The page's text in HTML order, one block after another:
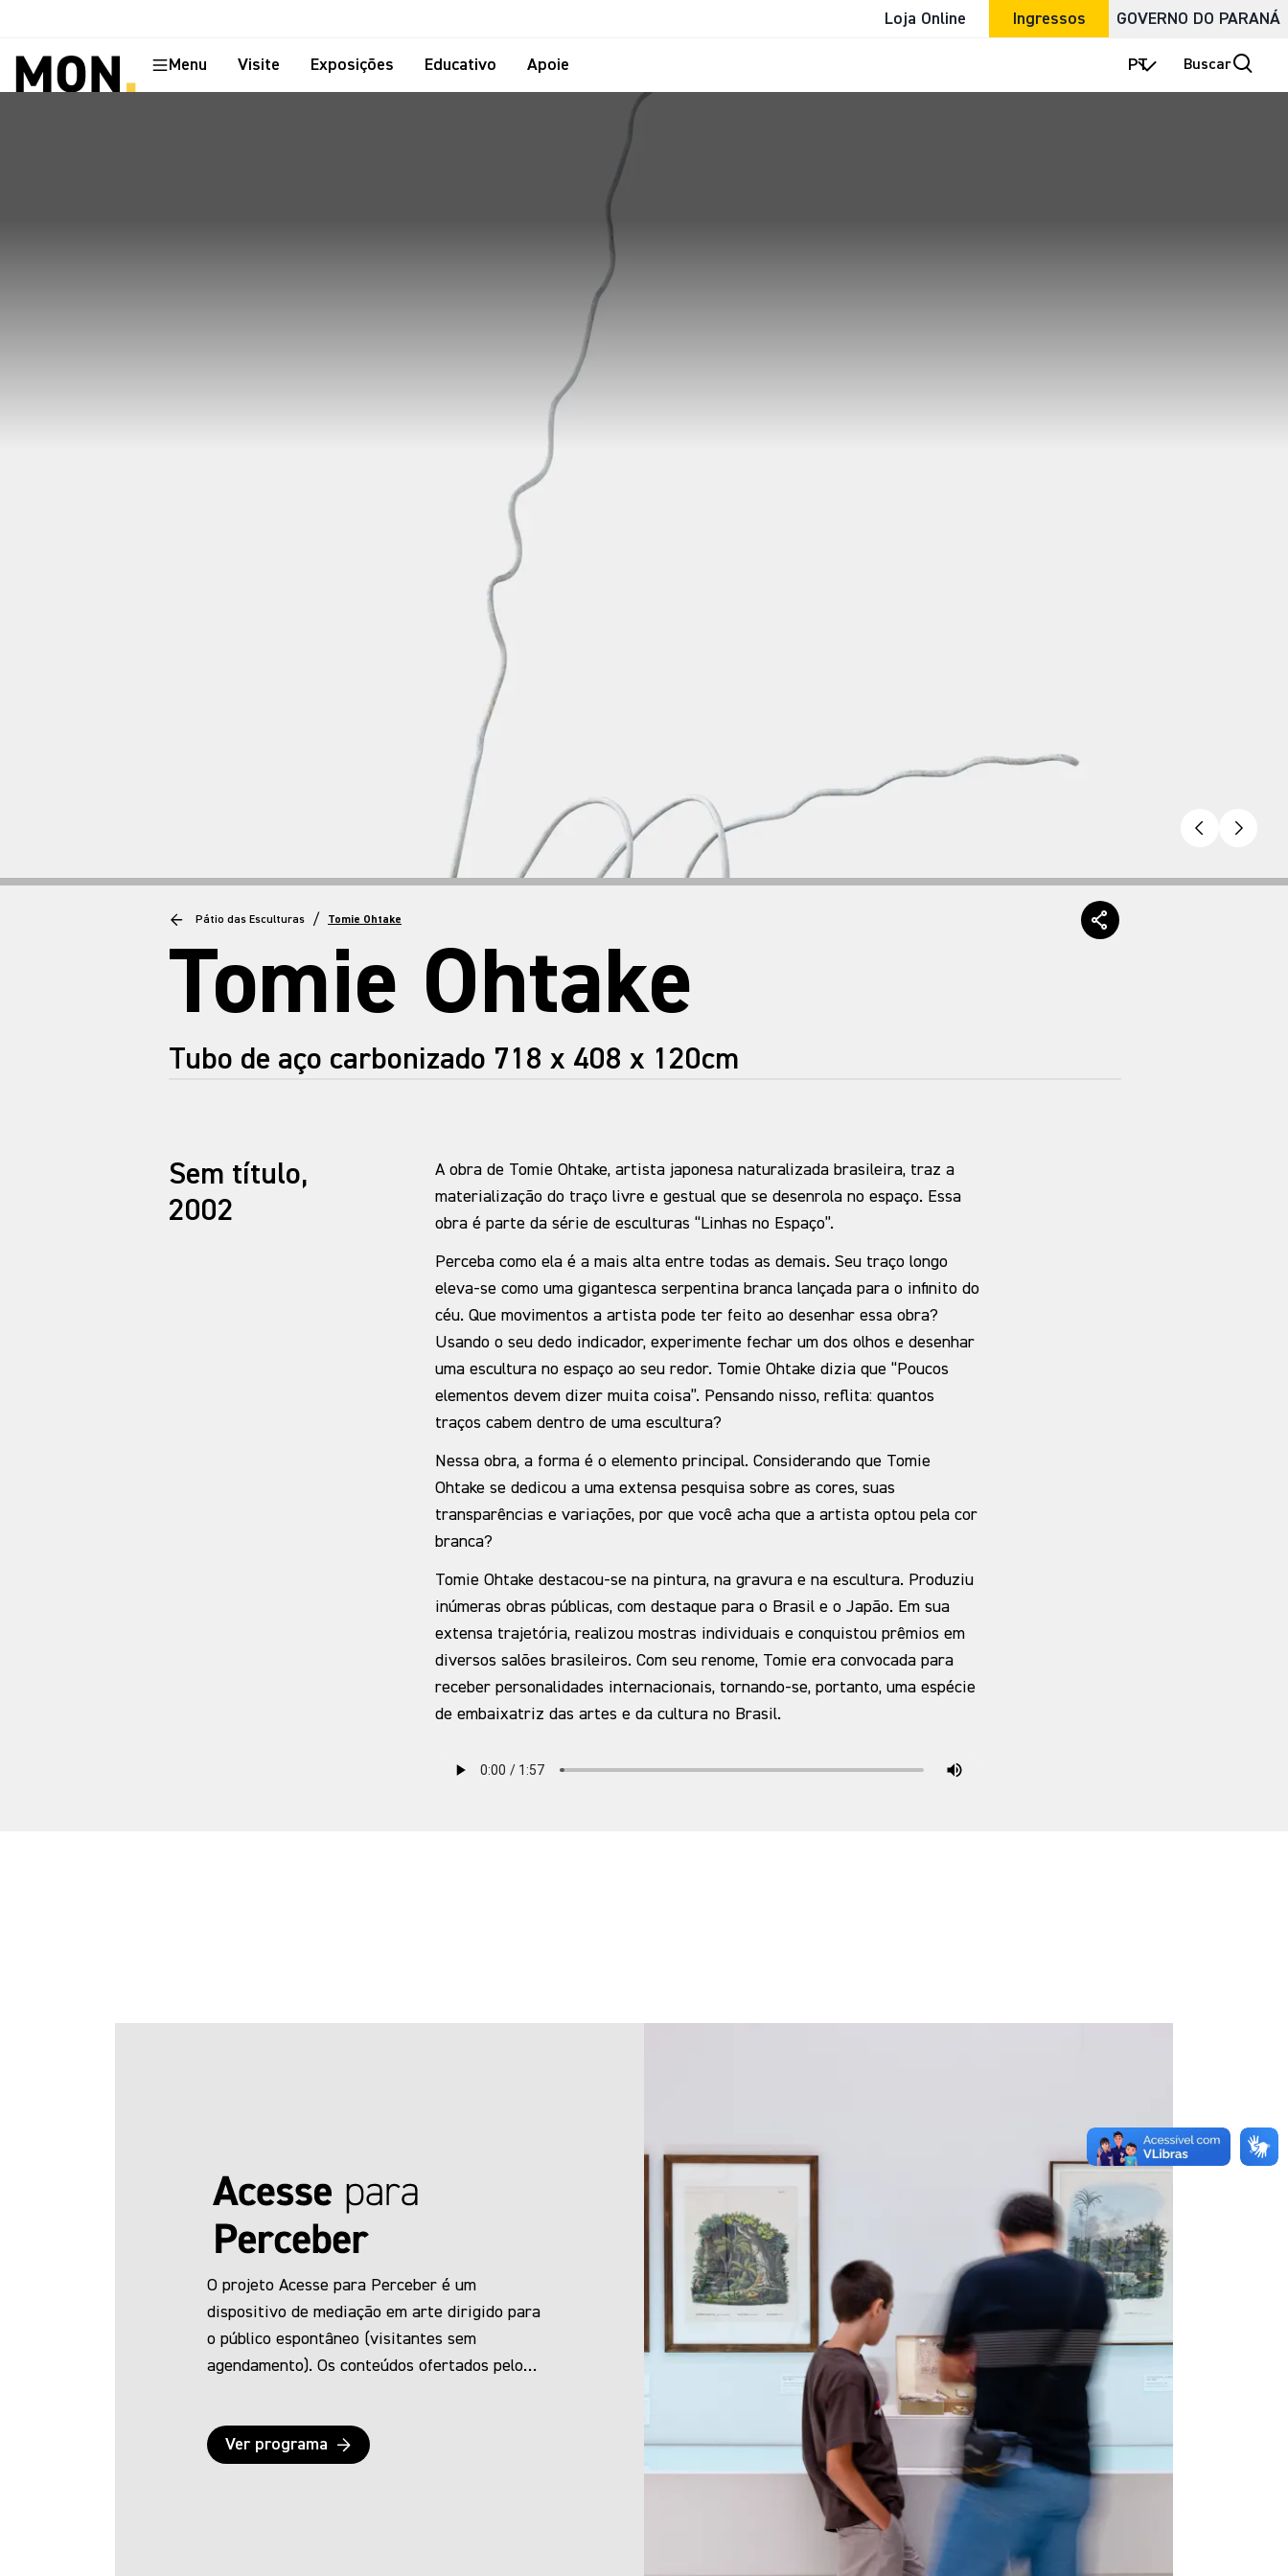
Loja Online Ingressos GOVERNO DO PARANÁ
Menu Visite Exposições Educativo Apoie PT Buscar
Pátio das Esculturas / Tomie Ohtake
Tomie Ohtake
Tubo de aço carbonizado 718 x 408 x 120cm
Sem título,
2002
A obra de Tomie Ohtake, artista japonesa naturalizada brasileira, traz a
materialização do traço livre e gestual que se desenrola no espaço. Essa
obra é parte da série de esculturas “Linhas no Espaço”.
Perceba como ela é a mais alta entre todas as demais. Seu traço longo
eleva-se como uma gigantesca serpentina branca lançada para o infinito do
céu. Que movimentos a artista pode ter feito ao desenhar essa obra?
Usando o seu dedo indicador, experimente fechar um dos olhos e desenhar
uma escultura no espaço ao seu redor. Tomie Ohtake dizia que “Poucos
elementos devem dizer muita coisa”. Pensando nisso, reflita: quantos
traços cabem dentro de uma escultura?
Nessa obra, a forma é o elemento principal. Considerando que Tomie
Ohtake se dedicou a uma extensa pesquisa sobre as cores, suas
transparências e variações, por que você acha que a artista optou pela cor
branca?
Tomie Ohtake destacou-se na pintura, na gravura e na escultura. Produziu
inúmeras obras públicas, com destaque para o Brasil e o Japão. Em sua
extensa trajetória, realizou mostras individuais e conquistou prêmios em
diversos salões brasileiros. Com seu renome, Tomie era convocada para
receber personalidades internacionais, tornando-se, portanto, uma espécie
de embaixatriz das artes e da cultura no Brasil.
O projeto Acesse para Perceber é um
dispositivo de mediação em arte dirigido para
o público espontâneo (visitantes sem
agendamento). Os conteúdos ofertados pelo
arquitetura e design, cinco dessas obras
Ver programa